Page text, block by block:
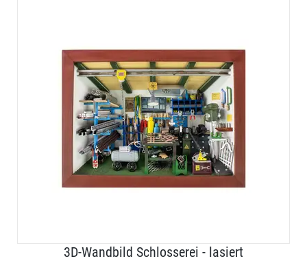
3D-Wandbild Schlosserei - lasiert